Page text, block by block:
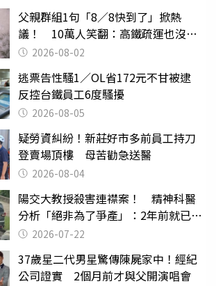
父親群組1句「8／8快到了」掀熱
議！ 10萬人笑翻：高鐵疏運也沒列
父親節
2026-08-02
逃票告性騷1／OL省172元不甘被逮
反控台鐵員工6度騷擾
2026-08-05
疑勞資糾紛！新莊好市多前員工持刀
登賣場頂樓 母苦勸急送醫
2026-08-04
陽交大教授殺害連襟案！ 精神科醫
分析「絕非為了爭產」：2年前就已言
行詭異
2026-07-22
37歲星二代男星驚傳陳屍家中！經紀
公司證實 2個月前才與父開演唱會